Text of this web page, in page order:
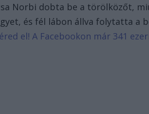
Norbi dobta be a törölközőt,
és fél lábon állva folytatta a
el! A Facebookon már 341